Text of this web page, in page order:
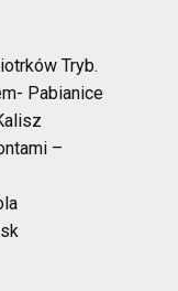
Tryb.
Pabianice
–